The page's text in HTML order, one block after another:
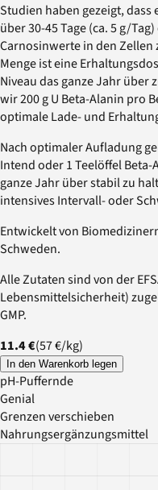
Studien haben gezeigt, dass
über 30-45 Tage (ca. 5 g/
Carnosinwerte in den Zellen
Menge ist eine
Niveau das ganze Jahr über
wir 200 g U Beta-Alanin pro
optimale Lade- und
Nach optimaler Aufladung
Intend oder 1 Teelöffel
ganze Jahr über stabil zu
intensives Intervall- oder
Entwickelt von
Schweden.
Alle Zutaten sind von der
Lebensmittelsicherheit)
GMP.
11.4 €(57 €/kg)
In den Warenkorb legen
pH-Puffernde
Genial
Grenzen verschieben
Nahrungsergänzungsmittel